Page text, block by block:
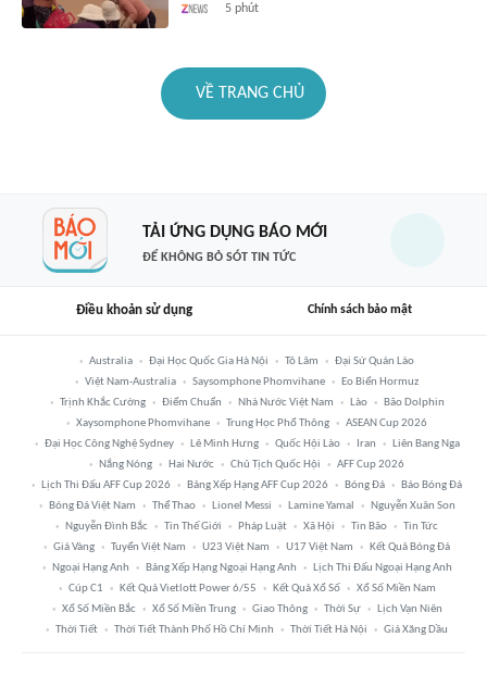
5 phút
VỀ TRANG CHỦ
TẢI ỨNG DỤNG BÁO MỚI
ĐỂ KHÔNG BỎ SÓT TIN TỨC
Điều khoản sử dụng Chính sách bảo mật
Australia Đại Học Quốc Gia Hà Nội Tô Lâm
Đại Sứ Quán Lào
Việt Nam-Australia
Saysomphone Phomvihane
Eo Biển Hormuz
Trịnh Khắc Cường
Điểm Chuẩn Nhà Nước Việt Nam Lào
Bão Dolphin
Xaysomphone Phomvihane
Trung Học Phổ Thông
ASEAN Cup 2026
Đại Học Công Nghệ Sydney
Lê Minh Hưng Quốc Hội Lào Iran
Liên Bang Nga
Nắng Nóng
Hai Nước Chủ Tịch Quốc Hội
AFF Cup 2026
Lịch Thi Đấu AFF Cup 2026
Bảng Xếp Hạng AFF Cup 2026 Bóng Đá
Báo Bóng Đá
Bóng Đá Việt Nam
Thể Thao Lionel Messi Lamine Yamal
Nguyễn Xuân Son
Nguyễn Đình Bắc
Tin Thế Giới Pháp Luật Xã Hội Tin Bão
Tin Tức
Giá Vàng
Tuyển Việt Nam U23 Việt Nam U17 Việt Nam
Kết Quả Bóng Đá
Ngoại Hạng Anh
Bảng Xếp Hạng Ngoại Hạng Anh
Lịch Thi Đấu Ngoại Hạng Anh
Cúp C1
Kết Quả Vietlott Power 6/55 Kết Quả Xổ Số
Xổ Số Miền Nam
Xổ Số Miền Bắc
Xổ Số Miền Trung Giao Thông Thời Sự
Lịch Vạn Niên
Thời Tiết
Thời Tiết Thành Phố Hồ Chí Minh Thời Tiết Hà Nội Giá Xăng Dầu